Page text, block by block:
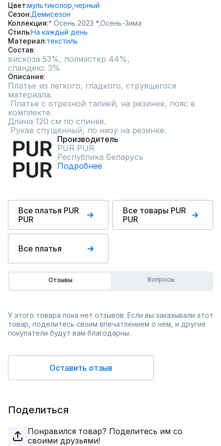
Цвет мультиколор, черный
Сезон Демисезон
Коллекция * Осень 2023 *,Осень-Зима
СтильНа каждый день
Материал текстиль
Состав
вискоза 53%, полиэстер 44%,
спандекс 3%
Описание
Платье из легкого, гладкого, струящегося
материала.
комплекте.
Длина 120 см по спинке.
Рукав спущенный, по низу на резинке.
Производитель
PUR PUR
Республика Беларусь
Подробнее
Все платья PUR
PUR
Все товары PUR
PUR
Все платья
Отзывы Вопросы
У этого товара пока нет отзывов. Если вы заказывали этот
товар, поделитесь своим впечатлением о нём, и другие
покупатели будут вам благодарны.
Оставить отзыв
Поделиться
Понравился товар? Поделитесь им со
своими друзьями!